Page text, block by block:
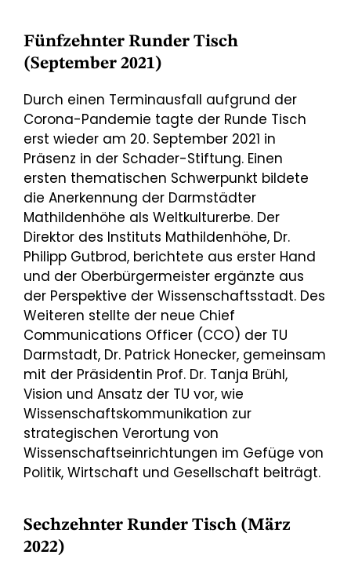
Fünfzehnter Runder Tisch
(September 2021)
Durch einen Terminausfall aufgrund der
Corona-Pandemie tagte der Runde Tisch
erst wieder am 20. September 2021 in
Präsenz in der Schader-Stiftung. Einen
ersten thematischen Schwerpunkt bildete
die Anerkennung der Darmstädter
Mathildenhöhe als Weltkulturerbe. Der
Direktor des Instituts Mathildenhöhe, Dr.
Philipp Gutbrod, berichtete aus erster Hand
und der Oberbürgermeister ergänzte aus
der Perspektive der Wissenschaftsstadt. Des
Weiteren stellte der neue Chief
Communications Officer (CCO) der TU
Darmstadt, Dr. Patrick Honecker, gemeinsam
mit der Präsidentin Prof. Dr. Tanja Brühl,
Vision und Ansatz der TU vor, wie
Wissenschaftskommunikation zur
strategischen Verortung von
Wissenschaftseinrichtungen im Gefüge von
Politik, Wirtschaft und Gesellschaft beiträgt.
Sechzehnter Runder Tisch (März
2022)